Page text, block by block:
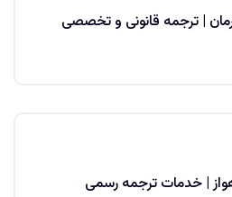
| ترجمه قانونی و تخصصی
| خدمات ترجمه رسمی